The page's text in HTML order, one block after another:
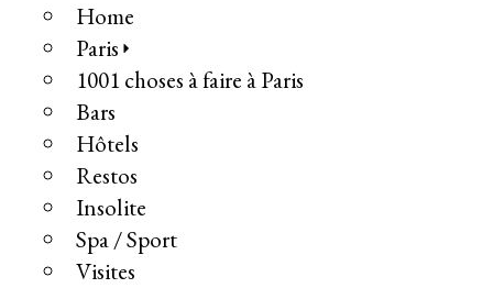
Home
Paris
1001 choses à faire à Paris
Bars
Hôtels
Restos
Insolite
Spa / Sport
Visites